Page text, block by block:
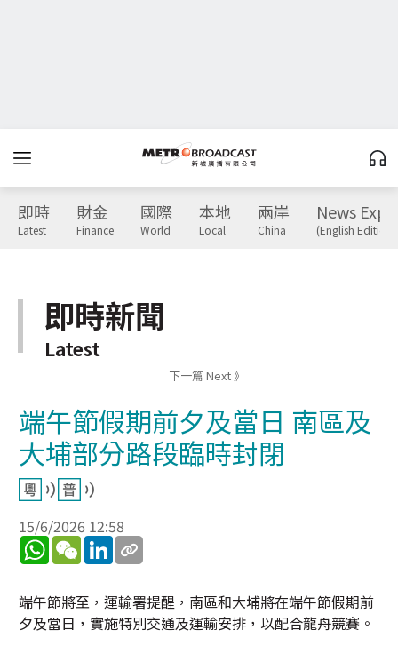
即時
Latest
財金
Finance
國際
World
本地
Local
兩岸
China
News
(English Edition)
即時新聞
Latest
下一篇 Next 》
端午節假期前夕及當日 南區及
大埔部分路段臨時封閉
15/6/2026 12:58
WhatsApp
WeChatLinkedIn
端午節將至，運輸署提醒，南區和大埔將在端午節假期前
夕及當日，實施特別交通及運輸安排，以配合龍舟競賽。